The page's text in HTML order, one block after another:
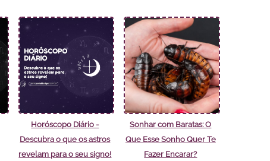
Horóscopo Diário -
Descubra o que os astros
revelam para o seu signo!
Sonhar com Baratas: O
Que Esse Sonho Quer Te
Fazer Encarar?